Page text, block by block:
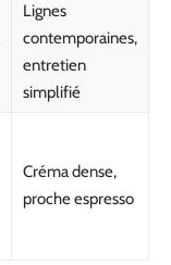
Lignes
contemporaines,
entretien
simplifié
Créma dense,
proche espresso